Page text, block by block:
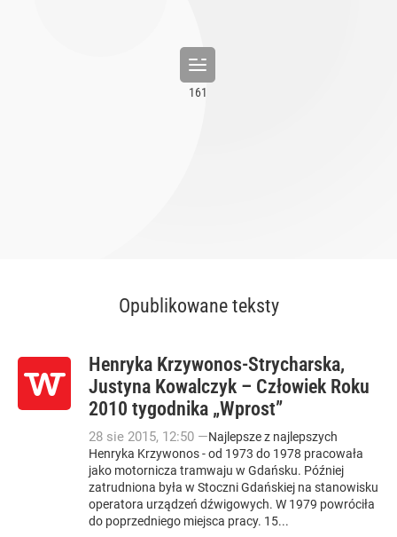
Opublikowane teksty
Henryka Krzywonos-Strycharska,
Justyna Kowalczyk – Człowiek Roku
2010 tygodnika „Wprost”
28 sie 2015, 12:50 —Najlepsze z najlepszych
Henryka Krzywonos - od 1973 do 1978 pracowała
jako motornicza tramwaju w Gdańsku. Później
zatrudniona była w Stoczni Gdańskiej na stanowisku
operatora urządzeń dźwigowych. W 1979 powróciła
do poprzedniego miejsca pracy. 15...